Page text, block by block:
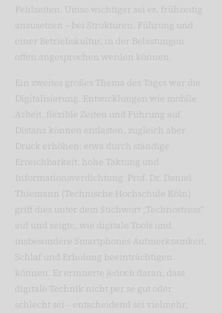
Fehlzeiten. Umso wichtiger sei es, frühzeitig
anzusetzen – bei Strukturen, Führung und
einer Betriebskultur, in der Belastungen
offen angesprochen werden können.
Ein zweites großes Thema des Tages war die
Digitalisierung. Entwicklungen wie mobile
Arbeit, flexible Zeiten und Führung auf
Distanz können entlasten, zugleich aber
Druck erhöhen: etwa durch ständige
Erreichbarkeit, hohe Taktung und
Informationsverdichtung. Prof. Dr. Daniel
Thiemann (Technische Hochschule Köln)
griff dies unter dem Stichwort „Technostress“
auf und zeigte, wie digitale Tools und
insbesondere Smartphones Aufmerksamkeit,
Schlaf und Erholung beeinträchtigen
können. Er erinnerte jedoch daran, dass
digitale Technik nicht per se gut oder
schlecht sei – entscheidend sei vielmehr,